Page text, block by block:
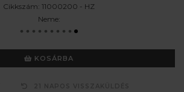
Cikkszám: 11000200 - HZ
Neme:
KOSÁRBA